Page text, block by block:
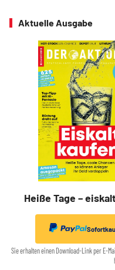
Aktuelle Ausgabe
Heiße Tage –
Sie erhalten einen Download-Link per E-